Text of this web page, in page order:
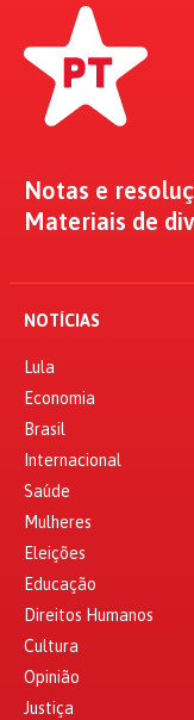
Notas e
Materiais de
NOTÍCIAS
Lula
Economia
Brasil
Internacional
Saúde
Mulheres
Eleições
Educação
Direitos Humanos
Cultura
Opinião
Justiça